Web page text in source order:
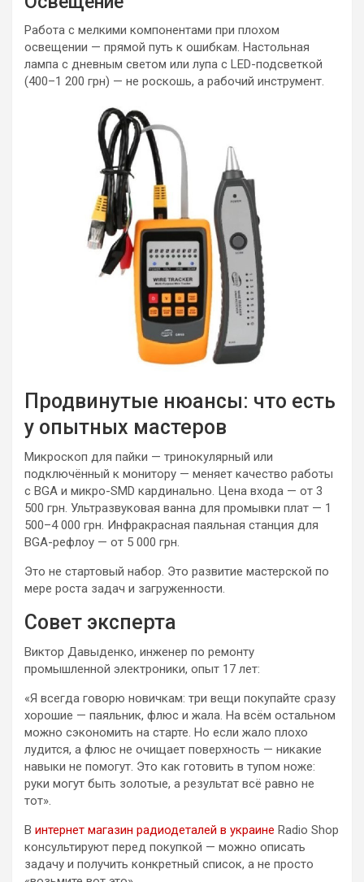
Работа с мелкими компонентами при плохом
освещении — прямой путь к ошибкам. Настольная
лампа с дневным светом или лупа с LED-подсветкой
(400–1 200 грн) — не роскошь, а рабочий инструмент.
Продвинутые нюансы: что есть
у опытных мастеров
Микроскоп для пайки — тринокулярный или
подключённый к монитору — меняет качество работы
с BGA и микро-SMD кардинально. Цена входа — от 3
500 грн. Ультразвуковая ванна для промывки плат — 1
500–4 000 грн. Инфракрасная паяльная станция для
BGA-рефлоу — от 5 000 грн.
Это не стартовый набор. Это развитие мастерской по
мере роста задач и загруженности.
Совет эксперта
Виктор Давыденко, инженер по ремонту
промышленной электроники, опыт 17 лет:
«Я всегда говорю новичкам: три вещи покупайте сразу
хорошие — паяльник, флюс и жала. На всём остальном
можно сэкономить на старте. Но если жало плохо
лудится, а флюс не очищает поверхность — никакие
навыки не помогут. Это как готовить в тупом ноже:
руки могут быть золотые, а результат всё равно не
тот».
В интернет магазин радиодеталей в украине Radio Shop
консультируют перед покупкой — можно описать
задачу и получить конкретный список, а не просто